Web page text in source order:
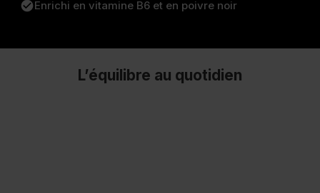
check_circleEnrichi en vitamine B6 et en poivre noir
L’équilibre au quotidien